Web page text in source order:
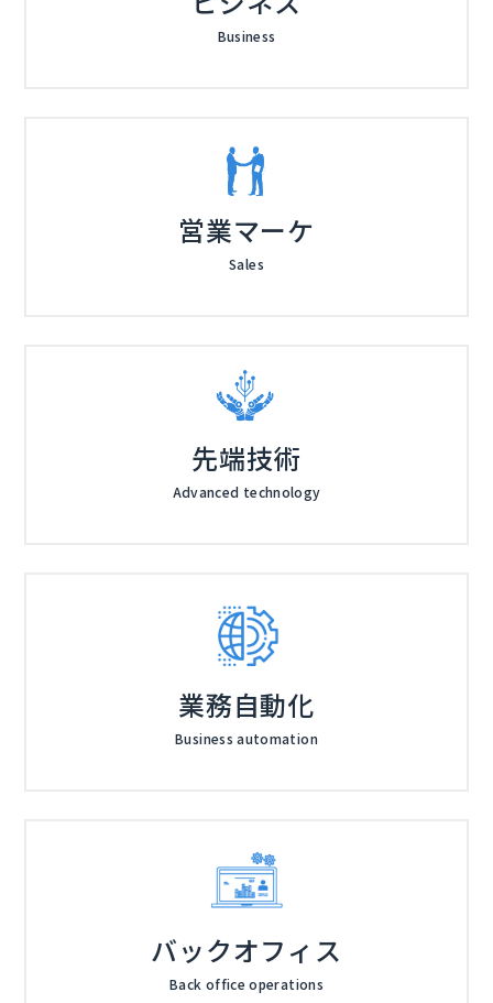
Business
営業マーケ
Sales
先端技術
Advanced technology
業務自動化
Business automation
バックオフィス
Back office operations